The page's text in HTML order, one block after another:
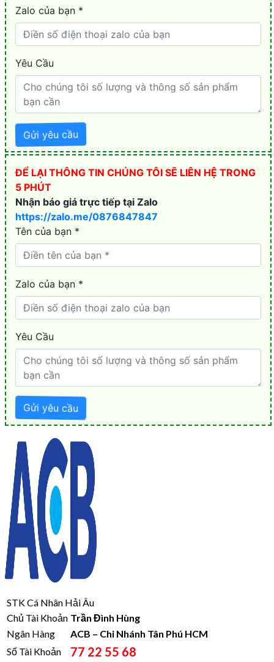
STK Cá Nhân Hải Âu
Chủ Tài Khoản Trần Đình Hùng
Ngân Hàng
ACB – Chi Nhánh Tân Phú HCM
Số Tài Khoản
77 22 55 68